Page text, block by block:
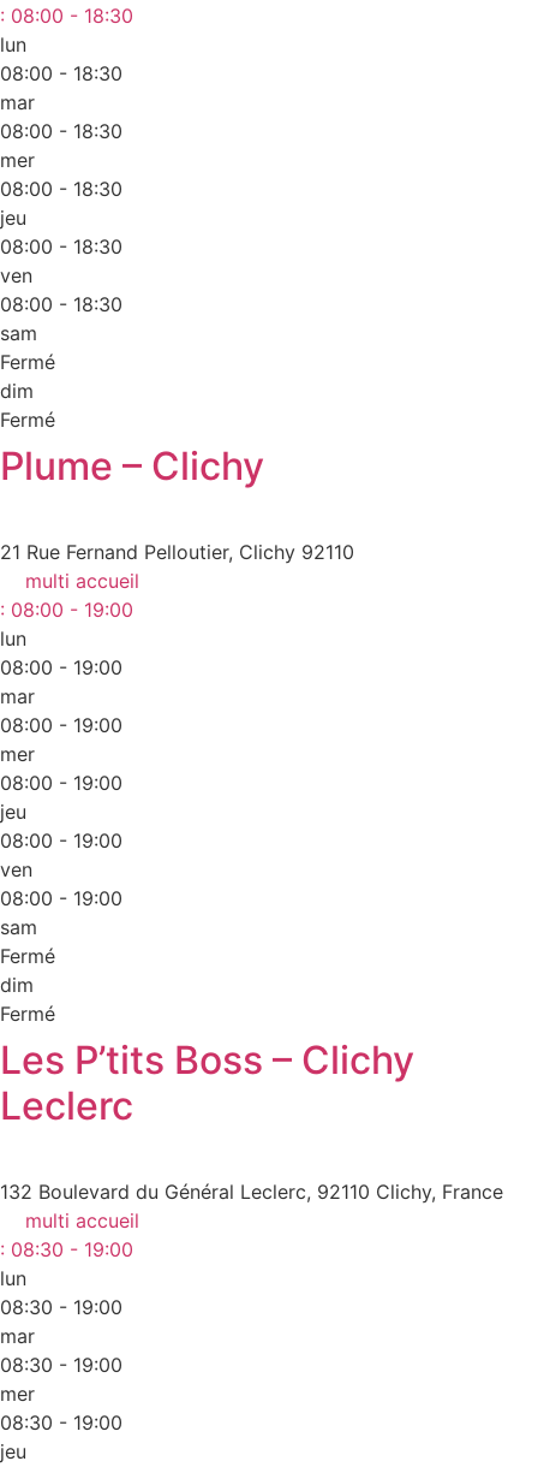
: 08:00 - 18:30
lun
08:00 - 18:30
mar
08:00 - 18:30
mer
08:00 - 18:30
jeu
08:00 - 18:30
ven
08:00 - 18:30
sam
Fermé
dim
Fermé
Plume – Clichy
21 Rue Fernand Pelloutier, Clichy 92110
multi accueil
: 08:00 - 19:00
lun
08:00 - 19:00
mar
08:00 - 19:00
mer
08:00 - 19:00
jeu
08:00 - 19:00
ven
08:00 - 19:00
sam
Fermé
dim
Fermé
Les P’tits Boss – Clichy
Leclerc
132 Boulevard du Général Leclerc, 92110 Clichy, France
multi accueil
: 08:30 - 19:00
lun
08:30 - 19:00
mar
08:30 - 19:00
mer
08:30 - 19:00
jeu